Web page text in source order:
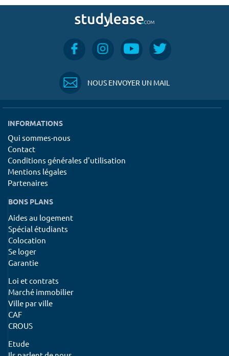
NOUS ENVOYER UN MAIL
INFORMATIONS
Qui sommes-nous
Contact
Conditions générales d'utilisation
Mentions légales
Partenaires
BONS PLANS
Aides au logement
Spécial étudiants
Colocation
Se loger
Garantie
Loi et contrats
Marché immobilier
Ville par ville
CAF
CROUS
Etude